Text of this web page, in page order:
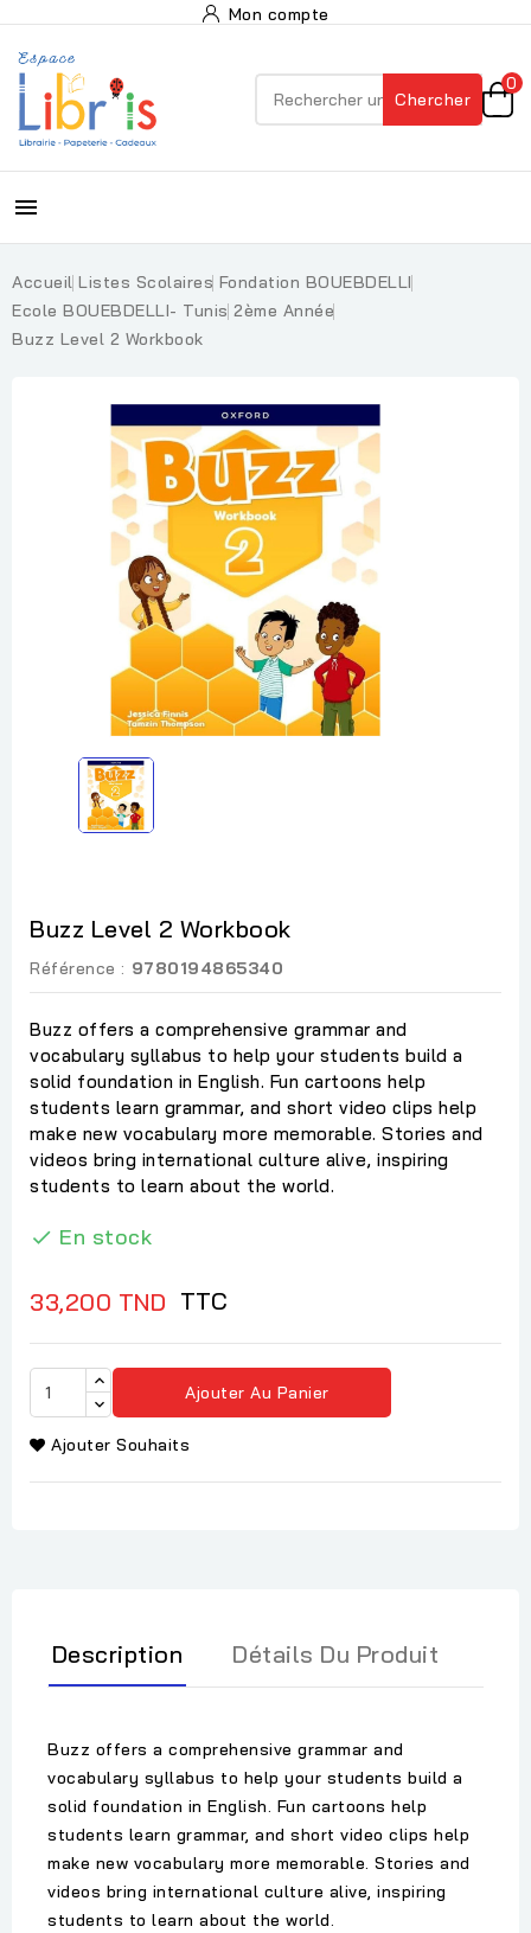
Mon compte
Chercher
0

Accueil Listes Scolaires Fondation BOUEBDELLI
Ecole BOUEBDELLI- Tunis 2ème Année
Buzz Level 2 Workbook
Buzz Level 2 Workbook
Référence : 9780194865340
Buzz offers a comprehensive grammar and
vocabulary syllabus to help your students build a
solid foundation in English. Fun cartoons help
students learn grammar, and short video clips help
make new vocabulary more memorable. Stories and
videos bring international culture alive, inspiring
students to learn about the world.
 En stock
33,200 TND TTC
Ajouter Au Panier
Ajouter Souhaits
Description Détails Du Produit
Buzz offers a comprehensive grammar and
vocabulary syllabus to help your students build a
solid foundation in English. Fun cartoons help
students learn grammar, and short video clips help
make new vocabulary more memorable. Stories and
videos bring international culture alive, inspiring
students to learn about the world.